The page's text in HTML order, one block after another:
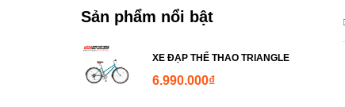
Sản phẩm nổi bật
XE ĐẠP THỂ THAO TRIANGLE
6.990.000₫